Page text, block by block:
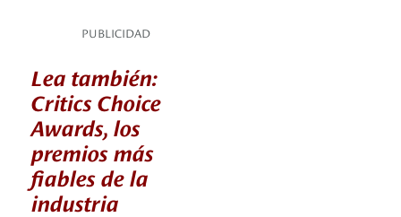
PUBLICIDAD
Lea también:
Critics Choice
Awards, los
premios más
fiables de la
industria